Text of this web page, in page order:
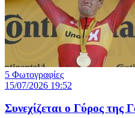
5 Φωτογραφίες
15/07/2026 19:52
Συνεχίζεται ο Γύρος της